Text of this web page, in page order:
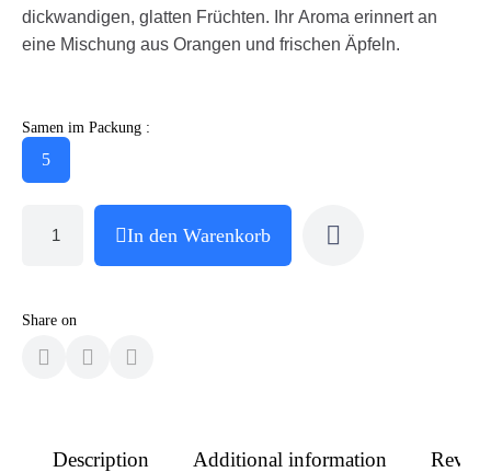
dickwandigen, glatten Früchten. Ihr Aroma erinnert an
eine Mischung aus Orangen und frischen Äpfeln.
Samen im Packung :
5
In den Warenkorb
Share on
Description Additional information